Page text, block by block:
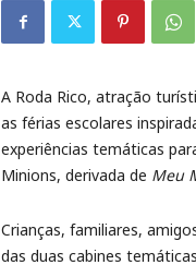
A Roda Rico, atração
as férias escolares
experiências temáticas
Minions, derivada de Meu
Crianças, familiares,
das duas cabines